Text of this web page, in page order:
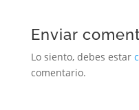
Enviar
Lo siento, debes estar
comentario.